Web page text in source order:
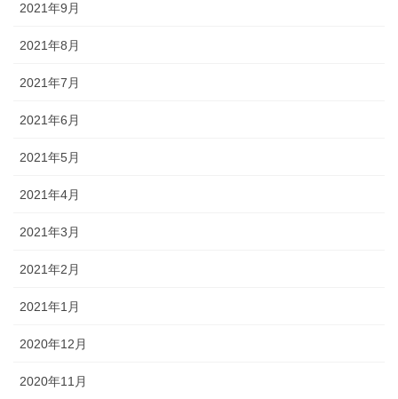
2021年9月
2021年8月
2021年7月
2021年6月
2021年5月
2021年4月
2021年3月
2021年2月
2021年1月
2020年12月
2020年11月